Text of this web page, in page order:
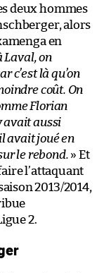
deux hommes
alors
en
Laval, on
c’est là qu’on
coût. On
Florian
avait aussi
avait joué en
le rebond. » Et
l’attaquant
2013/2014,
2.